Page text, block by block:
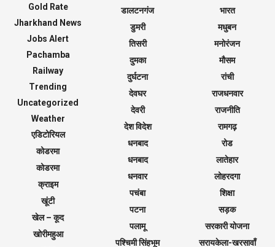
Gold Rate
Jharkhand News
Jobs Alert
Pachamba
Railway
Trending
Uncategorized
Weather
एडिटोरियल
कोडरमा
कोडरमा
क्राइम
खूंटी
खेल – कूद
खोरीमहुआ
डालटनगंज
डुमरी
तिसरी
दुमका
दुर्घटना
देवघर
देवरी
देश विदेश
धनबाद
धनबाद
धनवार
पचंबा
पटना
पलामू
पश्चिमी सिंहभूम
भारत
मधुबन
मनोरंजन
मौसम
रांची
राजधनवार
राजनीति
रामगढ़
रोड
लातेहार
लोहरदगा
शिक्षा
सड़क
सरकारी योजना
सरायकेला-खरसावाँ